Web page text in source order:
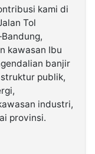
kami di
Tol
kawasan Ibu
banjir
publik,
industri,
provinsi.